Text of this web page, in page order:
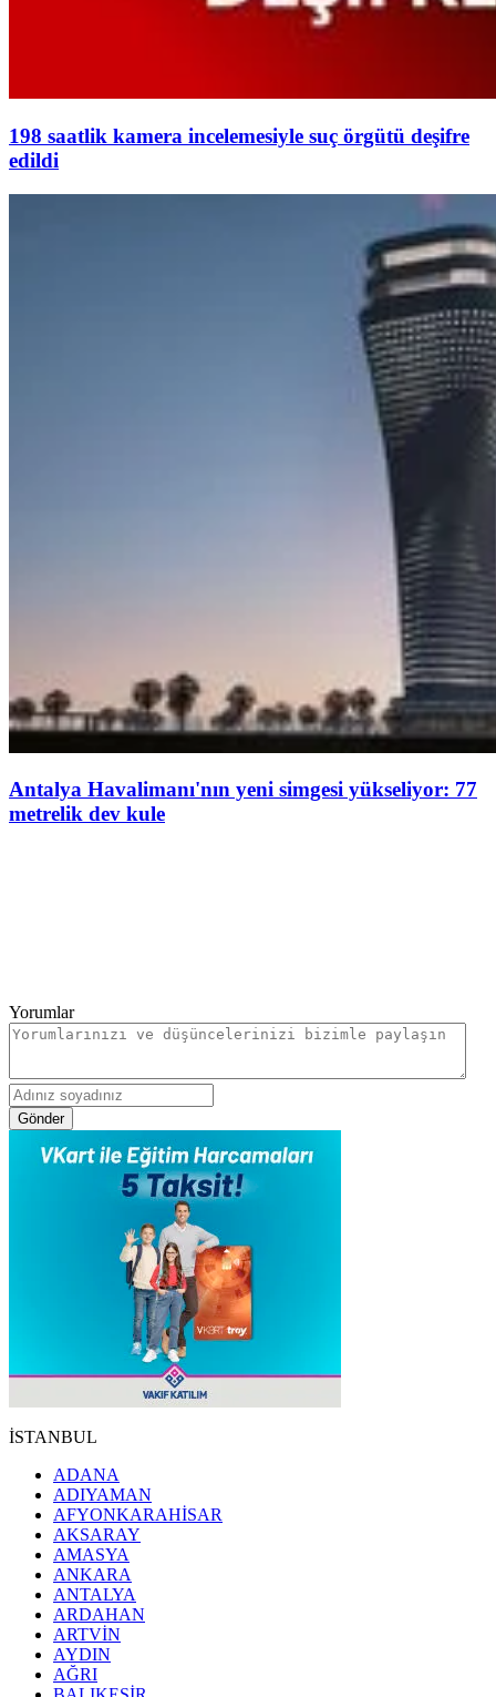
198 saatlik kamera incelemesiyle suç örgütü deşifre
edildi
Antalya Havalimanı'nın yeni simgesi yükseliyor: 77
metrelik dev kule
Yorumlar
Gönder
İSTANBUL
ADANA
ADIYAMAN
AFYONKARAHİSAR
AKSARAY
AMASYA
ANKARA
ANTALYA
ARDAHAN
ARTVİN
AYDIN
AĞRI